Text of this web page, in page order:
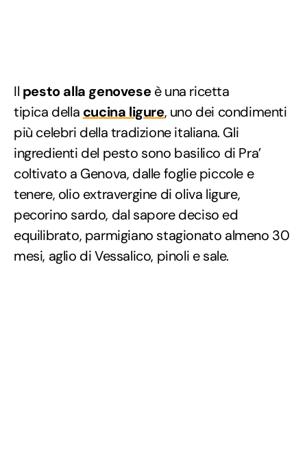
Il pesto alla genoveseè una ricetta
tipica della cucina ligure, uno dei condimenti
più celebri della tradizione italiana. Gli
ingredienti del pesto sono basilico di Pra’
coltivato a Genova, dalle foglie piccole e
tenere, olio extravergine di oliva ligure,
pecorino sardo, dal sapore deciso ed
equilibrato, parmigiano stagionato almeno 30
mesi, aglio di Vessalico, pinoli e sale.